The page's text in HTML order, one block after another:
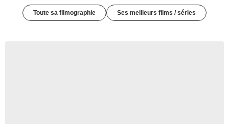
Toute sa filmographie Ses meilleurs films / séries